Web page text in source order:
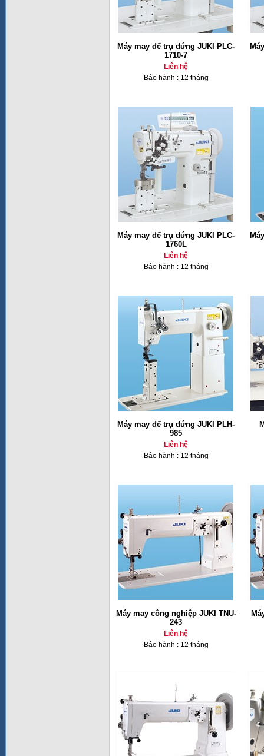
Máy may đế trụ đứng JUKI PLC-
1710-7
Liên hệ
Bảo hành : 12 tháng
Máy may đế trụ đứng JUKI PLC-
1760L
Liên hệ
Bảo hành : 12 tháng
Máy may đế trụ đứng JUKI PLH-
985
Liên hệ
Bảo hành : 12 tháng
Máy may công nghiệp JUKI TNU-
243
Liên hệ
Bảo hành : 12 tháng